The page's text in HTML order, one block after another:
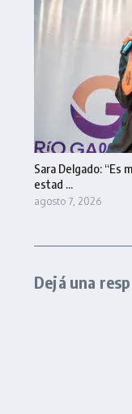
Sara Delgado: “Es
estad ...
agosto 7, 2026
Dejá una